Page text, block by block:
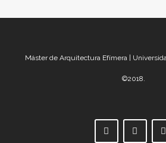
Máster de Arquitectura Efímera |
©2018.